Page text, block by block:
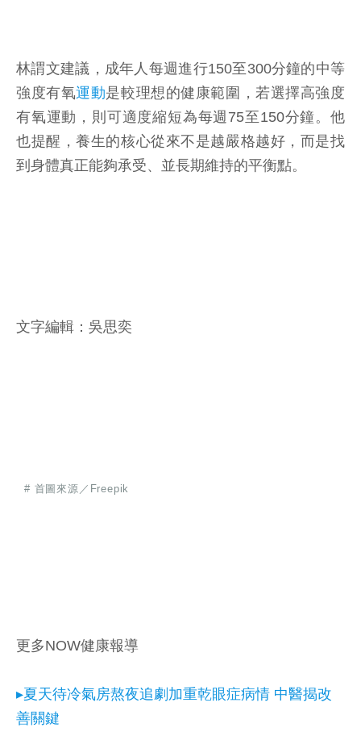
林謂文建議，成年人每週進行150至300分鐘的中等
強度有氧運動是較理想的健康範圍，若選擇高強度
有氧運動，則可適度縮短為每週75至150分鐘。他
也提醒，養生的核心從來不是越嚴格越好，而是找
到身體真正能夠承受、並長期維持的平衡點。
文字編輯：吳思奕
# 首圖來源／Freepik
更多NOW健康報導
▸夏天待冷氣房熬夜追劇加重乾眼症病情 中醫揭改
善關鍵